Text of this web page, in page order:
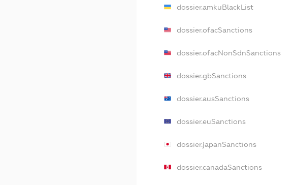
dossier.amkuBlackList
dossier.ofacSanctions
dossier.ofacNonSdnSanctions
dossier.gbSanctions
dossier.ausSanctions
dossier.euSanctions
dossier.japanSanctions
dossier.canadaSanctions